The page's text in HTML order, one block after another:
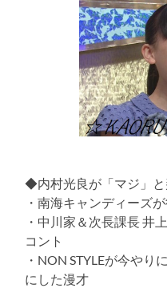
◆内村光良が「マジ」と
・南海キャンディーズ
・中川家＆次長課長 井
コント
・NON STYLEが今やり
にした漫才